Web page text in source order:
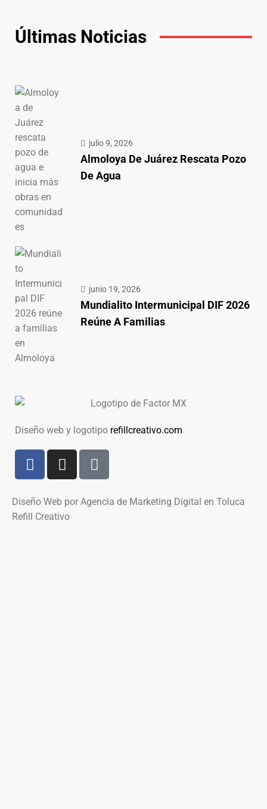
Últimas Noticias
julio 9, 2026
Almoloya De Juárez Rescata Pozo
De Agua
junio 19, 2026
Mundialito Intermunicipal DIF 2026
Reúne A Familias
Diseño web y logotipo refillcreativo.com
Diseño Web por Agencia de Marketing Digital en Toluca
Refill Creativo